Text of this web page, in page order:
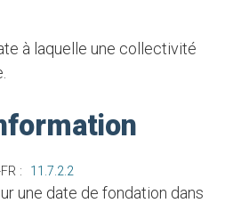
à laquelle une collectivité
: 11.7.2.2